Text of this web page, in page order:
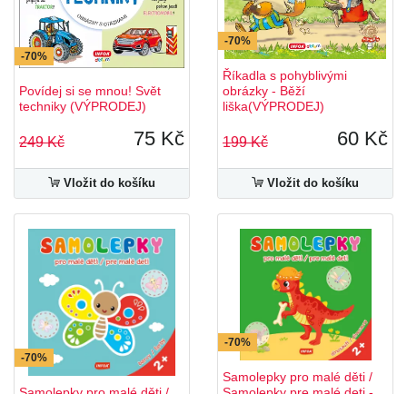
-70%
Povídej si se mnou! Svět
techniky (VÝPRODEJ)
249 Kč 75 Kč
Vložit do košíku
-70%
Říkadla s pohyblivými
obrázky - Běží
liška(VÝPRODEJ)
199 Kč 60 Kč
Vložit do košíku
-70%
-70%
Samolepky pro malé děti /